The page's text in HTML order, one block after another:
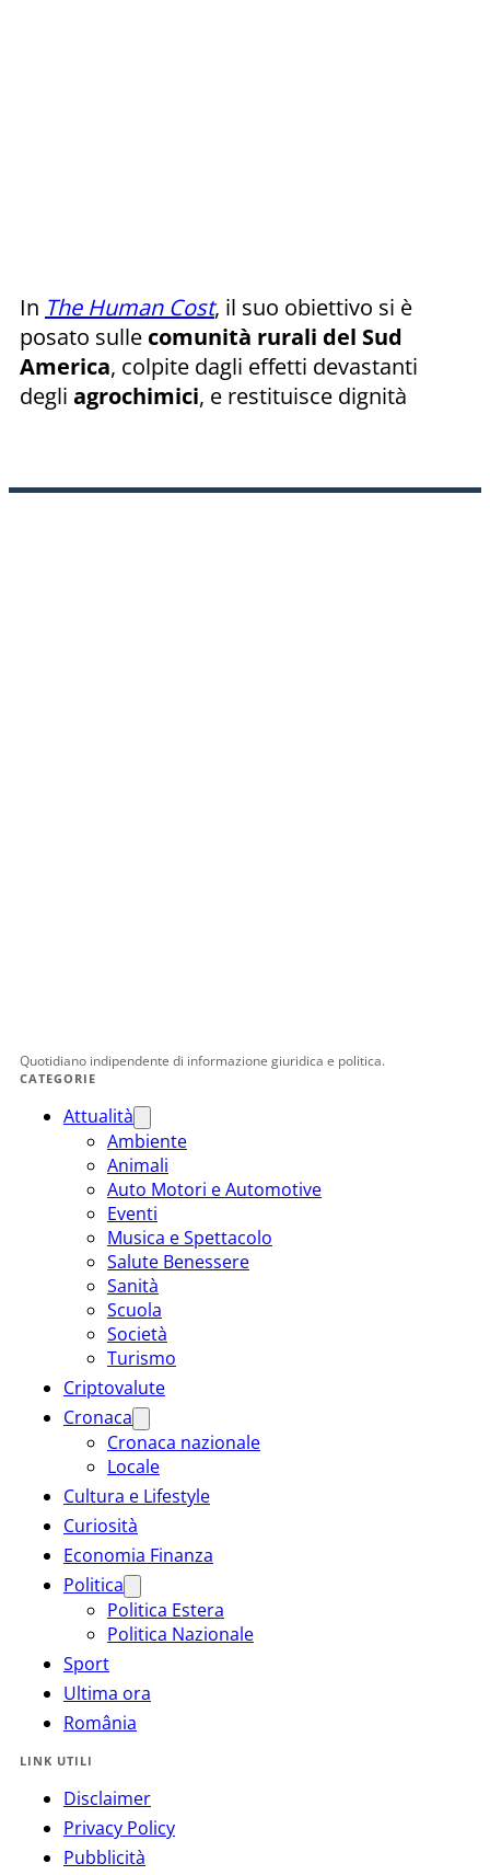
In The Human Cost, il suo obiettivo si è
posato sulle comunità rurali del Sud
America, colpite dagli effetti devastanti
degli agrochimici, e restituisce dignità
Quotidiano indipendente di informazione giuridica e politica.
CATEGORIE
Attualità
Ambiente
Animali
Auto Motori e Automotive
Eventi
Musica e Spettacolo
Salute Benessere
Sanità
Scuola
Società
Turismo
Criptovalute
Cronaca
Cronaca nazionale
Locale
Cultura e Lifestyle
Curiosità
Economia Finanza
Politica
Politica Estera
Politica Nazionale
Sport
Ultima ora
România
LINK UTILI
Disclaimer
Privacy Policy
Pubblicità